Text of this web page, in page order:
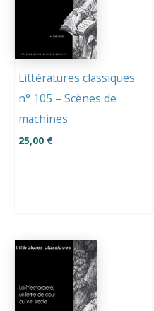
Littératures classiques
n° 105 – Scènes de
machines
25,00 €